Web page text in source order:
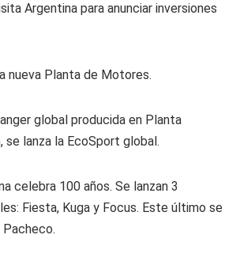
Argentina para anunciar inversiones
nueva Planta de Motores.
global producida en Planta
se lanza la EcoSport global.
celebra 100 años. Se lanzan 3
Fiesta, Kuga y Focus. Este último se